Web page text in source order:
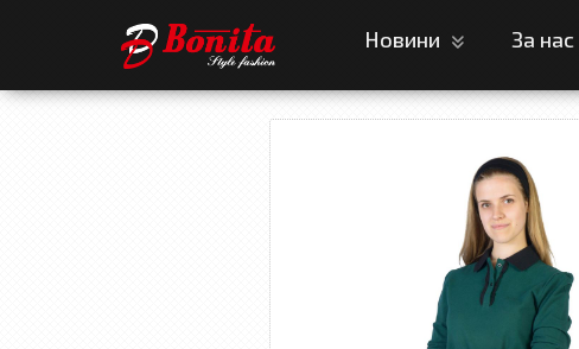
Новини За нас